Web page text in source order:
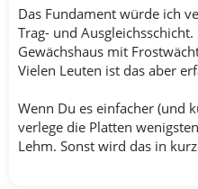
Das Fundament würde ich
Trag- und
Gewächshaus mit
Vielen Leuten ist das aber
Wenn Du es einfacher (und
verlege die Platten
Lehm. Sonst wird das in